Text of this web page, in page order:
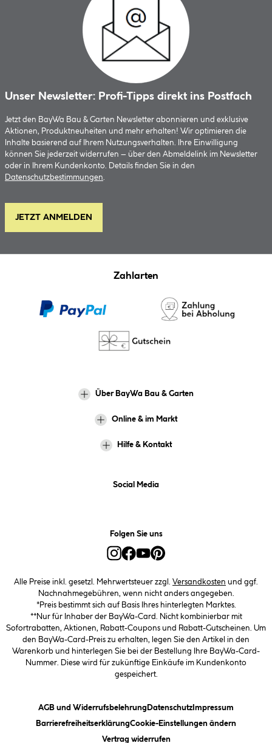
Unser Newsletter: Profi-Tipps direkt ins Postfach
Jetzt den BayWa Bau & Garten Newsletter abonnieren und exklusive
Aktionen, Produktneuheiten und mehr erhalten! Wir optimieren die
Inhalte basierend auf Ihrem Nutzungsverhalten. Ihre Einwilligung
können Sie jederzeit widerrufen – über den Abmeldelink im Newsletter
oder in Ihrem Kundenkonto. Details finden Sie in den
Datenschutzbestimmungen.
JETZT ANMELDEN
Zahlarten
Über BayWa Bau & Garten
Online & im Markt
Hilfe & Kontakt
Social Media
Folgen Sie uns
Alle Preise inkl. gesetzl. Mehrwertsteuer zzgl. Versandkosten und ggf.
Nachnahmegebühren, wenn nicht anders angegeben.
*Preis bestimmt sich auf Basis Ihres hinterlegten Marktes.
**Nur für Inhaber der BayWa-Card. Nicht kombinierbar mit
Sofortrabatten, Aktionen, Rabatt-Coupons und Rabatt-Gutscheinen. Um
den BayWa-Card-Preis zu erhalten, legen Sie den Artikel in den
Warenkorb und hinterlegen Sie bei der Bestellung Ihre BayWa-Card-
Nummer. Diese wird für zukünftige Einkäufe im Kundenkonto
gespeichert.
AGB und Widerrufsbelehrung (öffnet ein Dialogfeld)
Datenschutz(öffnet ein Dialogfeld)
Impressum
Barrierefreiheitserklärung(öffnet ein Dialogfeld)
Cookie-Einstellungen ändern(öffnet
Vertrag widerrufen